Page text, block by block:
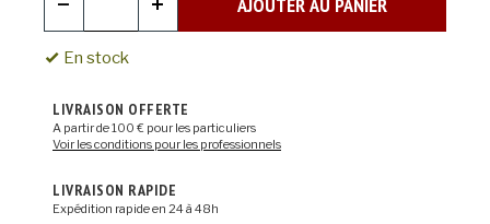
En stock
LIVRAISON OFFERTE
A partir de 100 € pour les particuliers
Voir les conditions pour les professionnels
LIVRAISON RAPIDE
Expédition rapide en 24 à 48h